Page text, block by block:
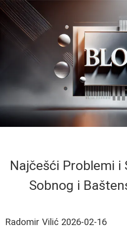
Najčešći Problemi i
Sobnog i
Radomir Vilić 2026-02-16